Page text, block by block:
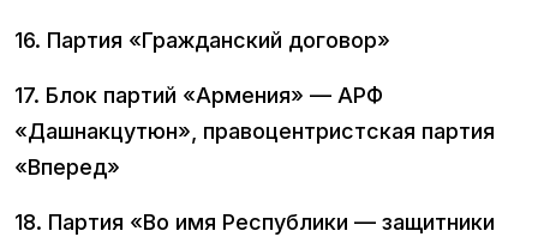
16. Партия «Гражданский договор»
17. Блок партий «Армения» — АРФ
«Дашнакцутюн», правоцентристская партия
«Вперед»
18. Партия «Во имя Республики — защитники